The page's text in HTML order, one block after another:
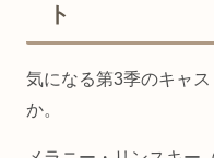
ト
気になる第3季のキャ
か。